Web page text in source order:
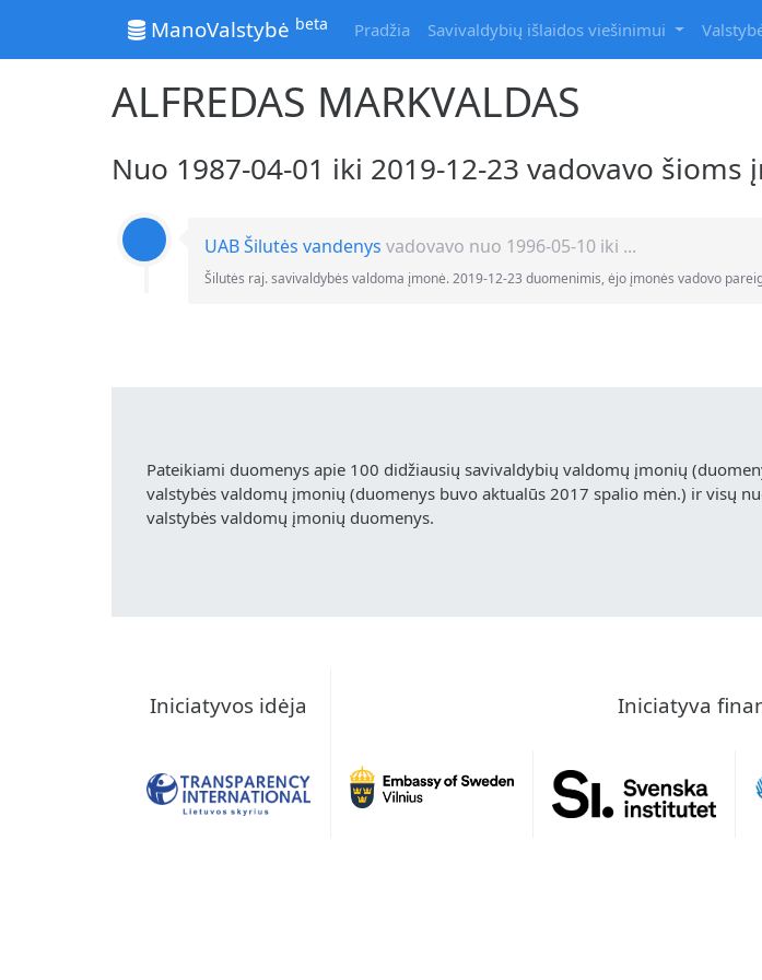
ManoValstybė beta Pradžia Savivaldybių išlaidos viešinimui
ALFREDAS MARKVALDAS
Nuo 1987-04-01 iki 2019-12-23 vadovavo šioms
UAB Šilutės vandenys vadovavo nuo 1996-05-10 iki ...
Šilutės raj. savivaldybės valdoma įmonė. 2019-12-23 duomenimis, ėjo įmonės vadovo
Pateikiami duomenys apie 100 didžiausių savivaldybių valdomų įmonių
valstybės valdomų įmonių (duomenys buvo aktualūs 2017 spalio mėn.) ir visų
valstybės valdomų įmonių duomenys.
Iniciatyvos idėja Iniciatyva